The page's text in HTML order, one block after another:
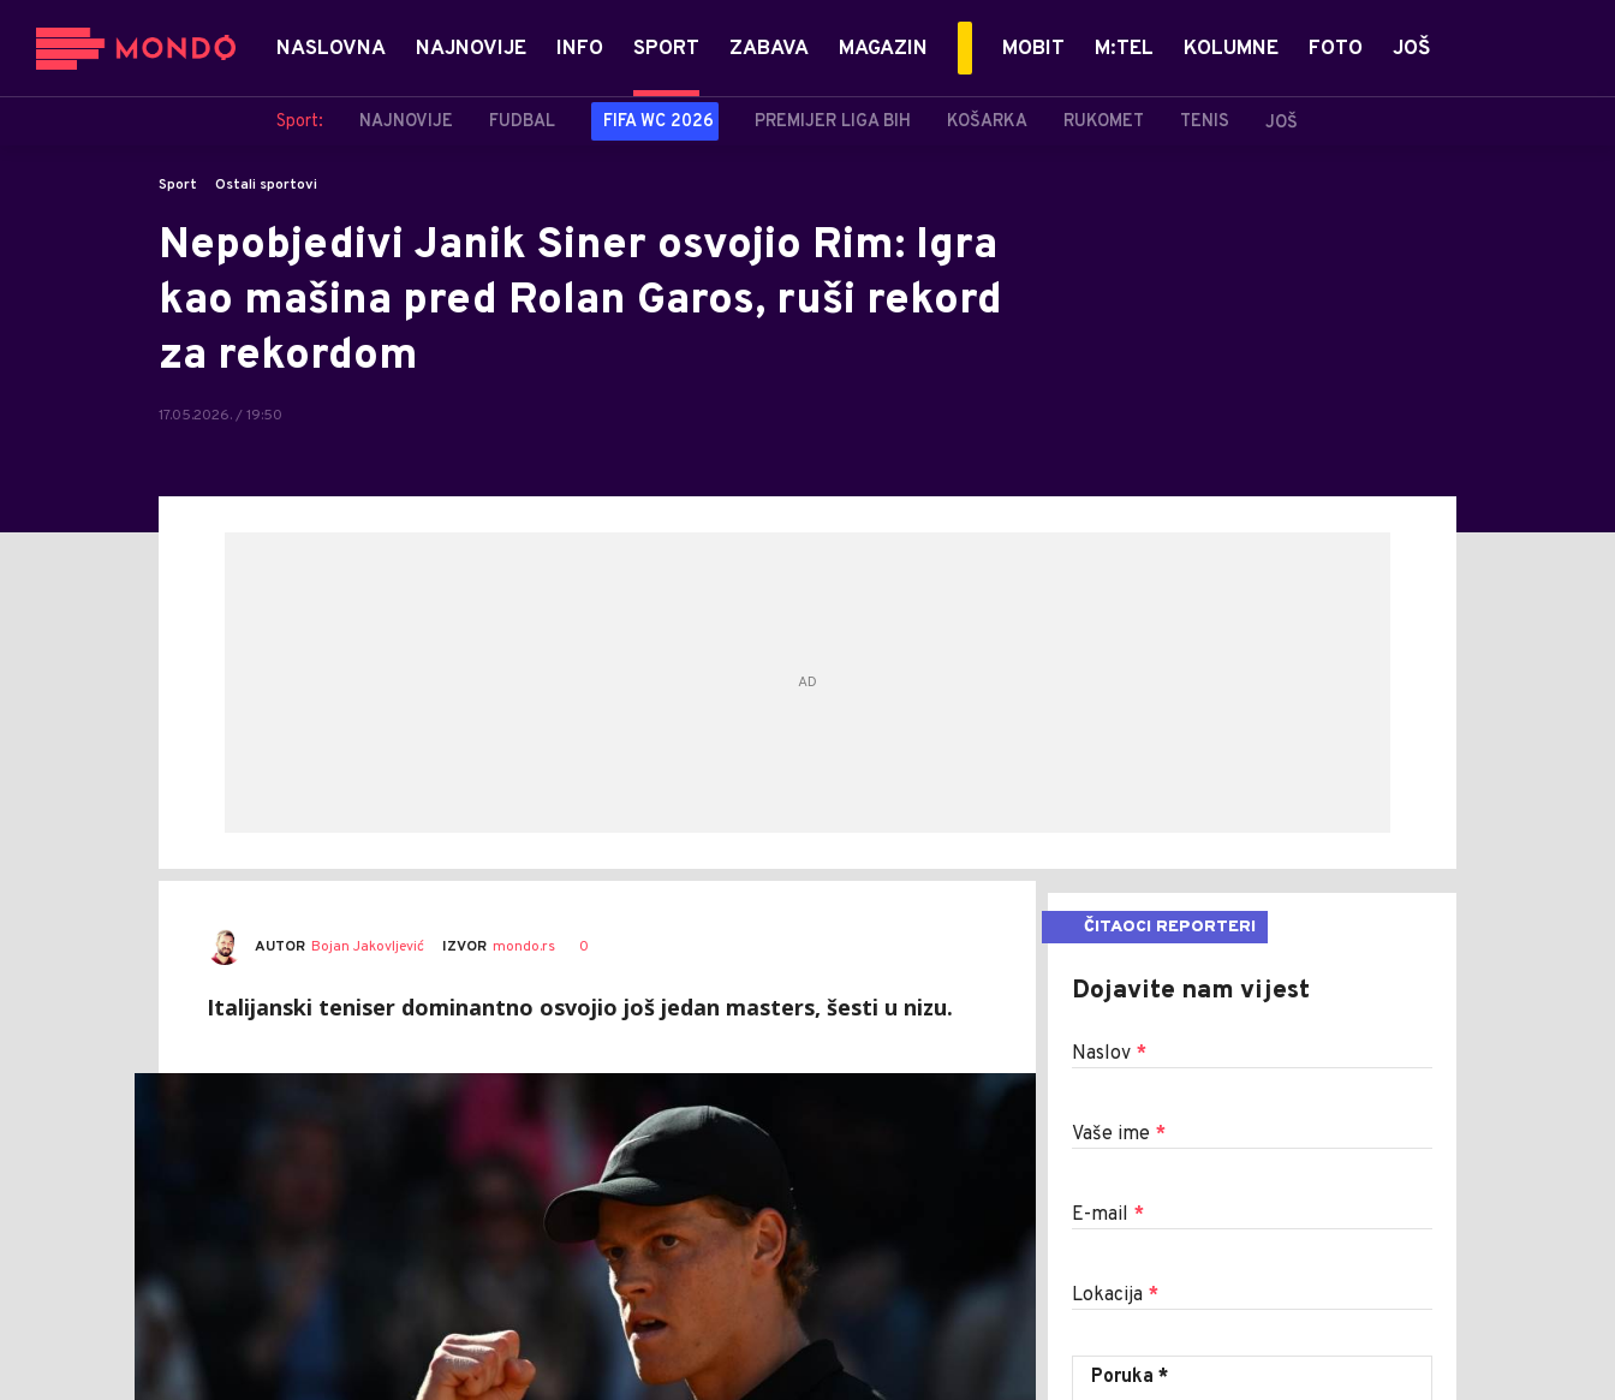
NASLOVNA NAJNOVIJE INFO SPORT
Sport: NAJNOVIJE FUDBAL FIFA WC 2026 PREMIJER LIGA BIH KOŠARKA RUKOMET TENIS JOŠ
ZABAVA MAGAZIN MOBIT M:TEL KOLUMNE FOTO JOŠ
Sport Ostali sportovi
Nepobjedivi Janik Siner osvojio Rim: Igra
kao mašina pred Rolan Garos, ruši rekord
za rekordom
17.05.2026. / 19:50
AUTOR Bojan Jakovljević IZVOR mondo.rs 0
Italijanski teniser dominantno osvojio još jedan masters, šesti u nizu.
ČITAOCI REPORTERI
Dojavite nam vijest
Naslov *
Vaše ime *
E-mail *
Lokacija *